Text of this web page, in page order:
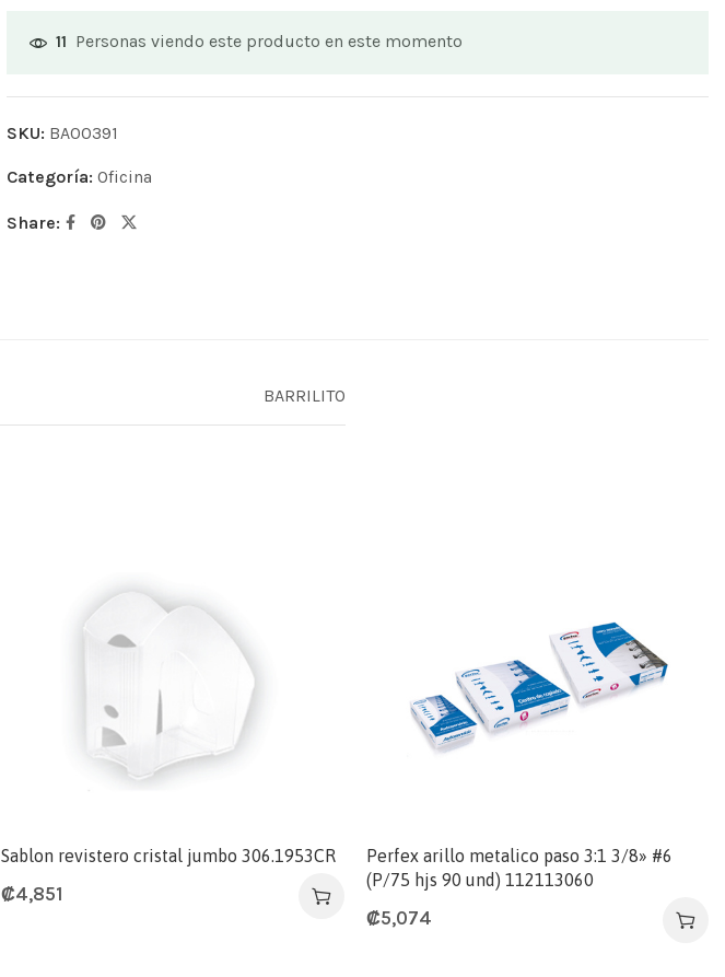
11 Personas viendo este producto en este momento
SKU: BA00391
Categoría: Oficina
Share:
BARRILITO
Sablon revistero cristal jumbo 306.1953CR
₡4,851
Perfex arillo metalico paso 3:1 3/8» #6
(P/75 hjs 90 und) 112113060
₡5,074